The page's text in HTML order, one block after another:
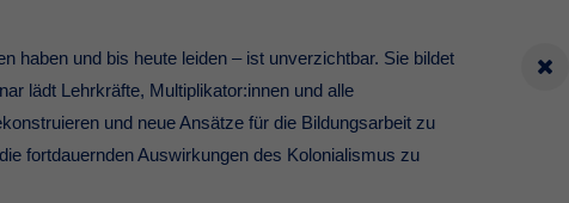
haben und bis heute leiden – ist unverzichtbar. Sie bildet
lädt Lehrkräfte, Multiplikator:innen und alle
und neue Ansätze für die Bildungsarbeit zu
fortdauernden Auswirkungen des Kolonialismus zu